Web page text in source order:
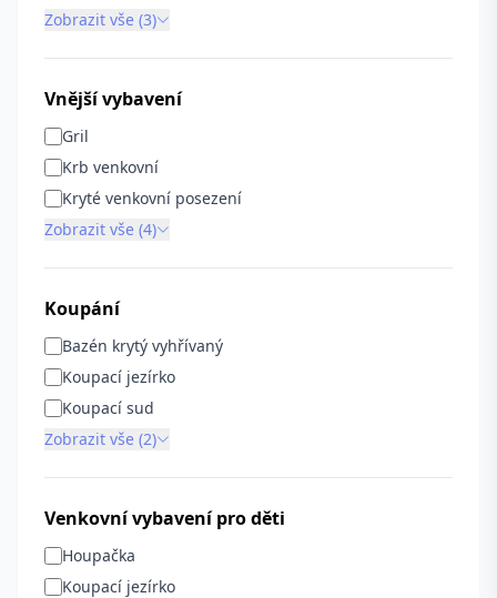
Zobrazit vše (3)
Vnější vybavení
Gril
Krb venkovní
Kryté venkovní posezení
Zobrazit vše (4)
Koupání
Bazén krytý vyhřívaný
Koupací jezírko
Koupací sud
Zobrazit vše (2)
Venkovní vybavení pro děti
Houpačka
Koupací jezírko